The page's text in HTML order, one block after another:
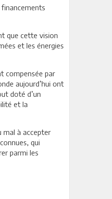
que cette vision
et les énergies
compensée par
aujourd’hui ont
doté d’un
et la
mal à accepter
qui
parmi les